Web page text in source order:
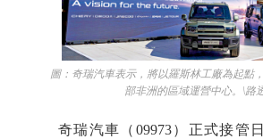
圖：奇瑞汽車表示，將以羅斯林工廠為起點
部非洲的區域運營中心。\路
奇瑞汽車（09973）正式接管